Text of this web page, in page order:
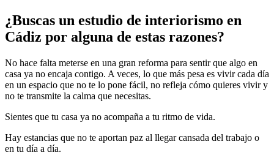
¿Buscas un estudio de interiorismo en
Cádiz por alguna de estas razones?
No hace falta meterse en una gran reforma para sentir que algo en
casa ya no encaja contigo. A veces, lo que más pesa es vivir cada día
en un espacio que no te lo pone fácil, no refleja cómo quieres vivir y
no te transmite la calma que necesitas.
Sientes que tu casa ya no acompaña a tu ritmo de vida.
Hay estancias que no te aportan paz al llegar cansada del trabajo o
en tu día a día.